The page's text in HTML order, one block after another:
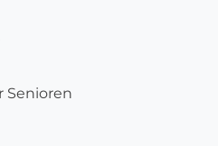
Senioren